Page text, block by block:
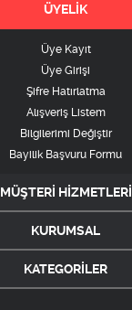
ÜYELİK
Üye Kayıt
Üye Girişi
Şifre Hatırlatma
Alışveriş Listem
Bilgilerimi Değiştir
Bayilik Başvuru Formu
MÜŞTERİ HİZMETLERİ
KURUMSAL
KATEGORİLER